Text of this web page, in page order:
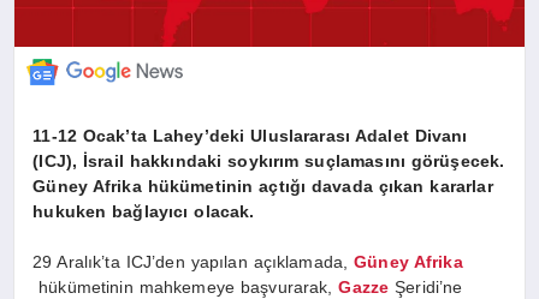
11-12 Ocak’ta Lahey’deki Uluslararası Adalet Divanı
(ICJ), İsrail hakkındaki soykırım suçlamasını görüşecek.
Güney Afrika hükümetinin açtığı davada çıkan kararlar
hukuken bağlayıcı olacak.
29 Aralık’ta ICJ’den yapılan açıklamada,Güney Afrika
hükümetinin mahkemeye başvurarak,Gazze Şeridi’ne